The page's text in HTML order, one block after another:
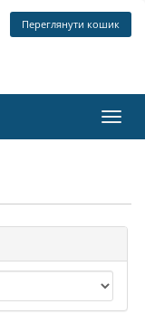
Переглянути кошик